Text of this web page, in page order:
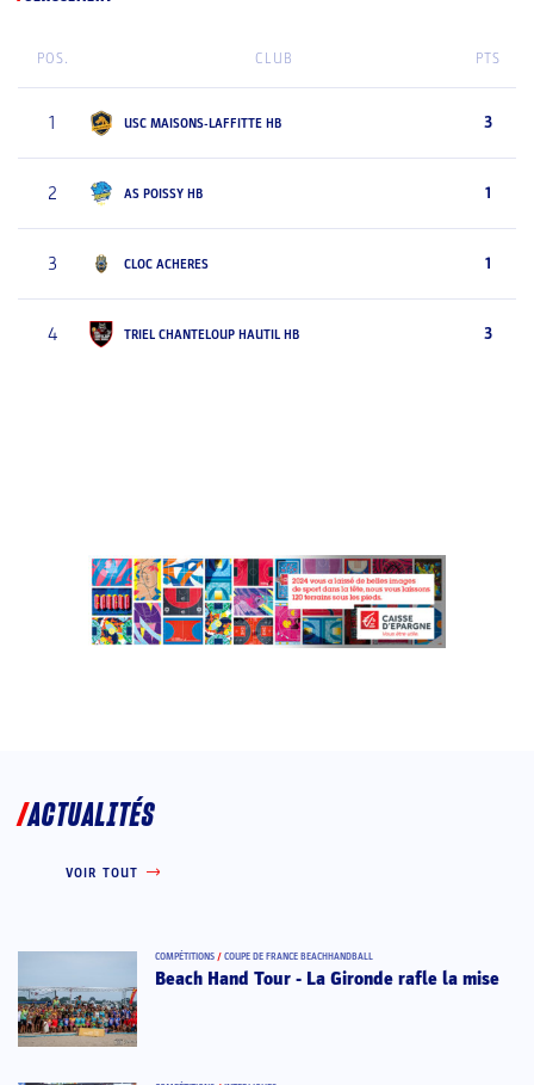
POS. CLUB PTS
1 USC MAISONS-LAFFITTE HB 3
2 AS POISSY HB 1
3 CLOC ACHERES 1
4 TRIEL CHANTELOUP HAUTIL HB 3
ACTUALITÉS
VOIR TOUT
COMPÉTITIONS / COUPE DE FRANCE BEACHHANDBALL
Beach Hand Tour - La Gironde rafle la mise